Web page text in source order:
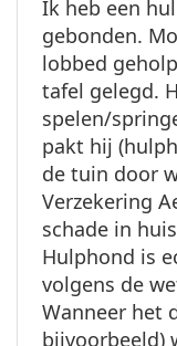
Ik heb een
gebonden.
lobbed
tafel gelegd.
spelen/
pakt hij
de tuin door
Verzekering
schade in
Hulphond is
volgens de
Wanneer het
bijvoorbeeld)